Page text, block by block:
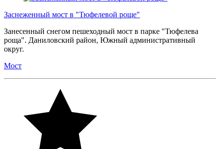
Заснеженный мост в "Тюфелевой роще"
Занесенный снегом пешеходный мост в парке "Тюфелева
роща". Даниловский район, Южный административный
округ.
Мост